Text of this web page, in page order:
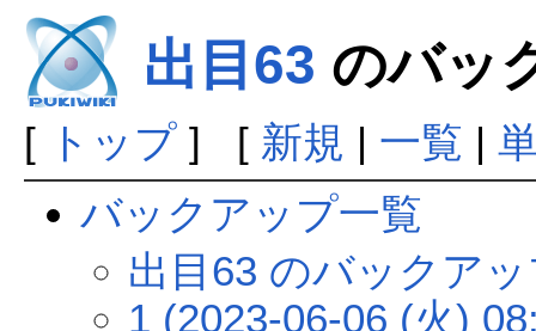
出目63 のバッ
[ トップ] [ 新規 | 一覧 |
バックアップ一覧
出目63 のバックア
1 (2023-06-06 (火)